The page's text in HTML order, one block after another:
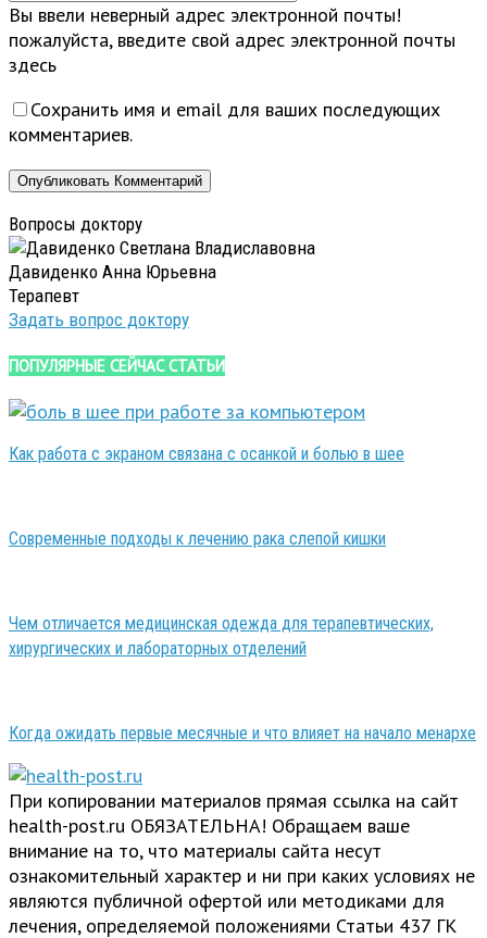
Вы ввели неверный адрес электронной почты!
пожалуйста, введите свой адрес электронной почты
здесь
Сохранить имя и email для ваших последующих
комментариев.
Вопросы доктору
Давиденко Анна Юрьевна
Терапевт
Задать вопрос доктору
ПОПУЛЯРНЫЕ СЕЙЧАС СТАТЬИ
Как работа с экраном связана с осанкой и болью в шее
Современные подходы к лечению рака слепой кишки
Чем отличается медицинская одежда для терапевтических,
хирургических и лабораторных отделений
Когда ожидать первые месячные и что влияет на начало менархе
При копировании материалов прямая ссылка на сайт
health-post.ru ОБЯЗАТЕЛЬНА! Обращаем ваше
внимание на то, что материалы сайта несут
ознакомительный характер и ни при каких условиях не
являются публичной офертой или методиками для
лечения, определяемой положениями Статьи 437 ГК